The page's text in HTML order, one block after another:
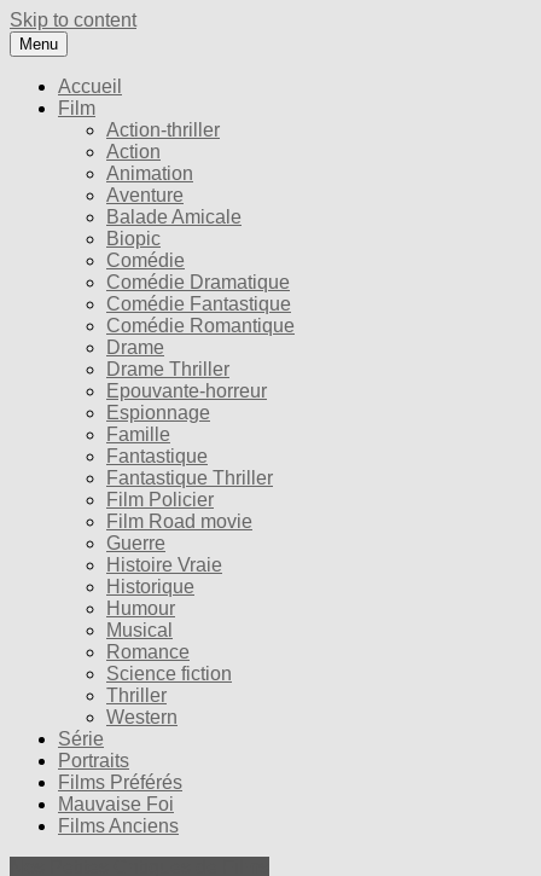
Skip to content
Menu
Accueil
Film
Action-thriller
Action
Animation
Aventure
Balade Amicale
Biopic
Comédie
Comédie Dramatique
Comédie Fantastique
Comédie Romantique
Drame
Drame Thriller
Epouvante-horreur
Espionnage
Famille
Fantastique
Fantastique Thriller
Film Policier
Film Road movie
Guerre
Histoire Vraie
Historique
Humour
Musical
Romance
Science fiction
Thriller
Western
Série
Portraits
Films Préférés
Mauvaise Foi
Films Anciens